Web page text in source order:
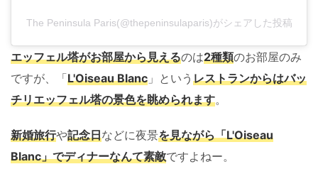
The Peninsula Paris(@thepeninsulaparis)がシェアした投稿
エッフェル塔がお部屋から見えるのは2種類のお部屋のみ
ですが、「L'Oiseau Blanc 」という レストランからはバッ
チリエッフェル塔の景色を眺められます。
新婚旅行や記念日などに夜景を見ながら「L'Oiseau
Blanc」でディナーなんて素敵ですよねー。